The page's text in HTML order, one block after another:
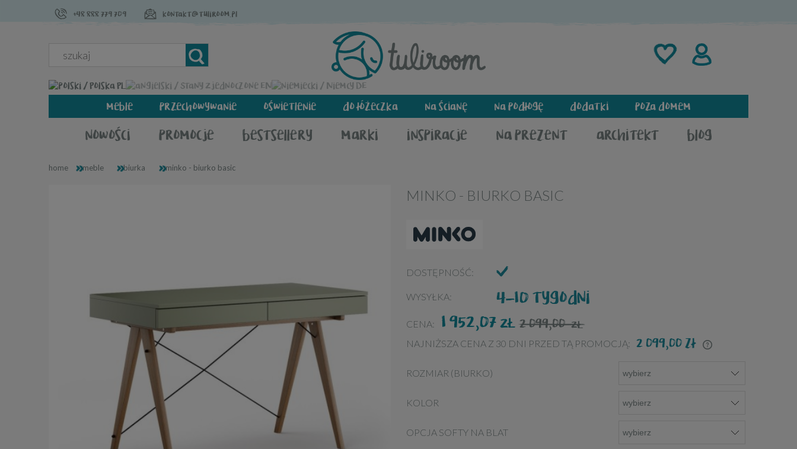
+48 888 779 709 kontakt@tuliroom.pl
PL EN DE
meble przechowywanie oświetlenie do łóżeczka na ścianę na podłogę dodatki poza domem
nowości promocje bestsellery marki inspiracje na prezent architekt blog
home »meble »biurka »minko - biurko basic
MINKO - BIURKO BASIC
DOSTĘPNOŚĆ:
WYSYŁKA: 4-10 tygodni
CENA: 1 952,07 ZŁ 2 099,00ZŁ
NAJNIŻSZA CENA Z 30 DNI PRZED TĄ PROMOCJĄ: 2 099,00 zł
JEŻELI PRODUKT JEST SPRZEDAWANY
PRODUKT POJAWIŁ SIĘ W SPRZEDAŻY.
ROZMIAR (BIURKO)
KOLOR
OPCJA SOFTY NA BLAT